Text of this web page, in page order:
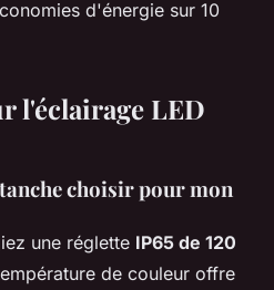
d'énergie sur 10
l'éclairage LED
choisir pour mon
une réglette IP65 de 120
de couleur offre